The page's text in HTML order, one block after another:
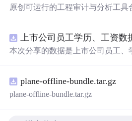
智能化发展。
原创可运行的工程审计与分析工具
VG 报告、1080×720 运行效果图、
MIT License 与原创授权声明。零
教学演示与二次开发。运行方法：
test 与 npm run report，或启动静态
上市公司员工学历、工资数
本次分享的数据是上市公司员工、
有所帮助 一、数据介绍 数据名称：上市公司员工学历、工
资数据 数据范围：A股上市公司 数据年份：1999-2023年
plane-offline-bundle.tar.gz
plane-offline-bundle.tar.gz